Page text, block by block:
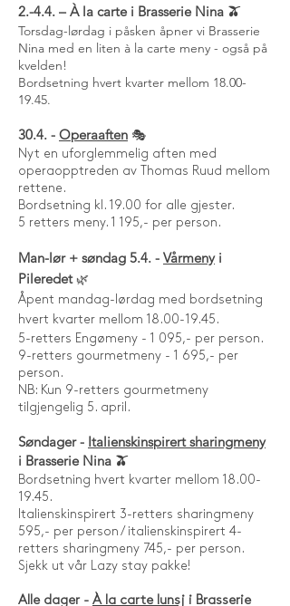
2.-4.4. – À la carte i Brasserie Nina 🫒
Torsdag-lørdag i påsken åpner vi Brasserie
Nina med en liten à la carte meny - også på
kvelden!
Bordsetning hvert kvarter mellom 18.00-
19.45.
30.4. - Operaaften 🎭
Nyt en uforglemmelig aften med
operaopptreden av Thomas Ruud mellom
rettene.
Bordsetning kl. 19.00 for alle gjester.
5 retters meny. 1 195,- per person.
Man-lør + søndag 5.4. - Vårmenyi
Pileredet🌿
Åpent mandag-lørdag med bordsetning
hvert kvarter mellom 18.00-19.45.
5-retters Engømeny - 1 095,- per person.
9-retters gourmetmeny - 1 695,- per
person.
NB: Kun 9-retters gourmetmeny
tilgjengelig 5. april.
Søndager - Italienskinspirert sharingmeny
i Brasserie Nina 🫒
Bordsetning hvert kvarter mellom 18.00-
19.45 .
Italienskinspirert 3-retters sharingmeny
595,- per person / italienskinspirert 4-
retters sharingmeny 745,- per person.
Sjekk ut vår Lazy stay pakke!
Alle dager - À la carte lunsj i Brasserie